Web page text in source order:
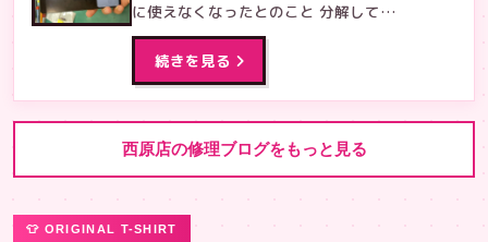
に使えなくなったとのこと 分解して…
続きを見る
西原店の修理ブログをもっと見る
👕 ORIGINAL T-SHIRT